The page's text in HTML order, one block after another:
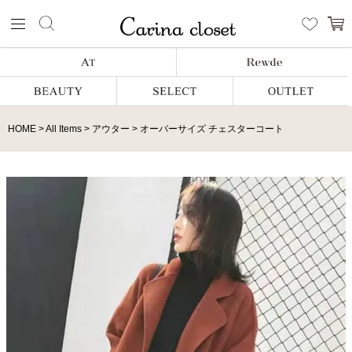
HOME All Items アウター オーバーサイズ チェスターコート